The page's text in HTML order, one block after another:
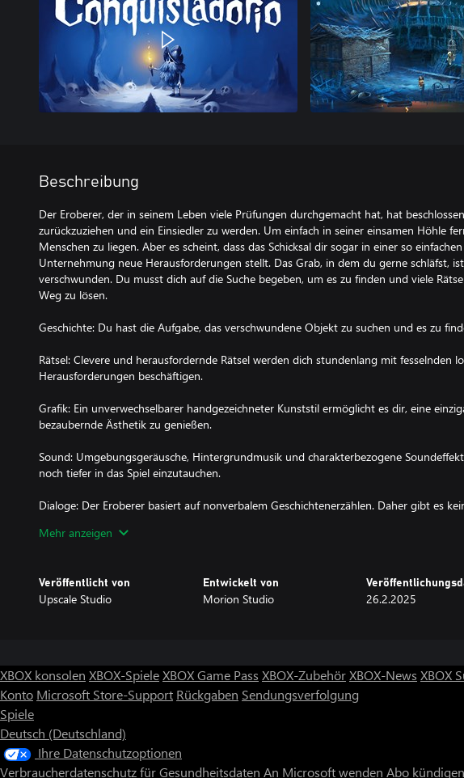
Beschreibung
Der Eroberer, der in seinem Leben viele Prüfungen durchgemacht hat, hat
zurückzuziehen und ein Einsiedler zu werden. Um einfach in seiner einsamen Höhle
Menschen zu liegen. Aber es scheint, dass das Schicksal dir sogar in einer so einfachen
Unternehmung neue Herausforderungen stellt. Das Grab, in dem du gerne schläfst, ist
verschwunden. Du musst dich auf die Suche begeben, um es zu finden und viele
Weg zu lösen.
Geschichte: Du hast die Aufgabe, das verschwundene Objekt zu suchen und es zu
Rätsel: Clevere und herausfordernde Rätsel werden dich stundenlang mit fesselnden
Herausforderungen beschäftigen.
Grafik: Ein unverwechselbarer handgezeichneter Kunststil ermöglicht es dir, eine
bezaubernde Ästhetik zu genießen.
Sound: Umgebungsgeräusche, Hintergrundmusik und charakterbezogene
noch tiefer in das Spiel einzutauchen.
Dialoge: Der Eroberer basiert auf nonverbalem Geschichtenerzählen. Daher gibt es
Mehr anzeigen
Veröffentlicht von
Upscale Studio
Entwickelt von
Morion Studio 26.2.2025
XBOX konsolen XBOX-SpieleXBOX Game Pass XBOX-ZubehörXBOX-News XBOX
Konto Microsoft Store-Support Rückgaben Sendungsverfolgung
Spiele
Deutsch (Deutschland)
Ihre Datenschutzoptionen
Verbraucherdatenschutz für Gesundheitsdaten An Microsoft wenden Abo kündigen